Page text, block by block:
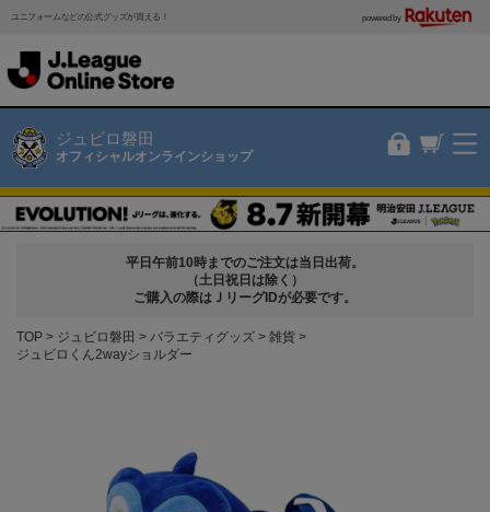
ユニフォームなどの公式グッズが買える！ powered by
ジュビロ磐田
オフィシャルオンラインショップ
平日午前10時までのご注文は当日出荷。
（土日祝日は除く）
ご購入の際はＪリーグIDが必要です。
TOP ジュビロ磐田 バラエティグッズ
雑貨
ジュビロくん2wayショルダー